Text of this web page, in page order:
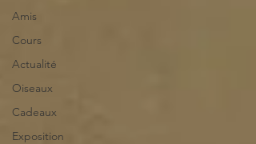
Amis
Cours
Actualité
Oiseaux
Cadeaux
Exposition